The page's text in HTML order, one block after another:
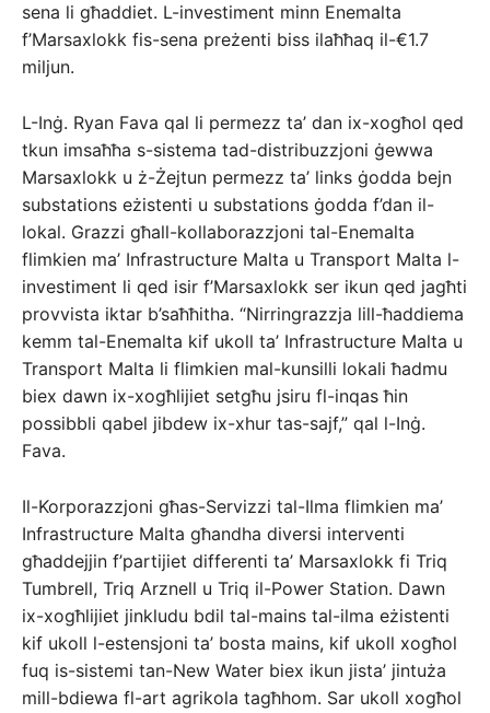
sena li għaddiet. L-investiment minn Enemalta
f’Marsaxlokk fis-sena preżenti biss ilaħħaq il-€1.7
miljun.
L-Inġ. Ryan Fava qal li permezz ta’ dan ix-xogħol qed
tkun imsaħħa s-sistema tad-distribuzzjoni ġewwa
Marsaxlokk u ż-Żejtun permezz ta’ links ġodda bejn
substations eżistenti u substations ġodda f’dan il-
lokal. Grazzi għall-kollaborazzjoni tal-Enemalta
flimkien ma’ Infrastructure Malta u Transport Malta l-
investiment li qed isir f’Marsaxlokk ser ikun qed jagħti
provvista iktar b’saħħitha. “Nirringrazzja lill-ħaddiema
kemm tal-Enemalta kif ukoll ta’ Infrastructure Malta u
Transport Malta li flimkien mal-kunsilli lokali ħadmu
biex dawn ix-xogħlijiet setgħu jsiru fl-inqas ħin
possibbli qabel jibdew ix-xhur tas-sajf,” qal l-Inġ.
Fava.
Il-Korporazzjoni għas-Servizzi tal-Ilma flimkien ma’
Infrastructure Malta għandha diversi interventi
għaddejjin f’partijiet differenti ta’ Marsaxlokk fi Triq
Tumbrell, Triq Arznell u Triq il-Power Station. Dawn
ix-xogħlijiet jinkludu bdil tal-mains tal-ilma eżistenti
kif ukoll l-estensjoni ta’ bosta mains, kif ukoll xogħol
fuq is-sistemi tan-New Water biex ikun jista’ jintuża
mill-bdiewa fl-art agrikola tagħhom. Sar ukoll xogħol